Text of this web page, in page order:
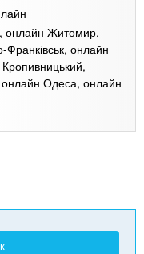
онлайн Житомир,
онлайн
Одеса, онлайн